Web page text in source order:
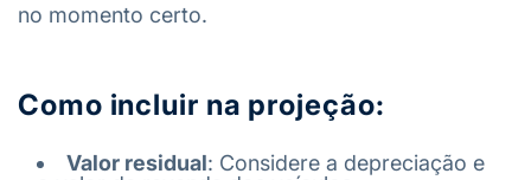
no momento certo.
Como incluir na projeção:
Valor residual: Considere a depreciação e